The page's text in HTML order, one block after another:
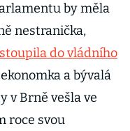
by měla
nestranička,
do vládního
a bývalá
v Brně vešla ve
roce svou